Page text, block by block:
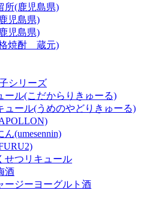
所(鹿児島県)
児島県)
児島県)
焼酎 蔵元)
シリーズ
ール(こだからりきゅーる)
ュール(うめのやどりきゅーる)
ん(umesennin)
せつリキュール
酒
ージーヨーグルト酒